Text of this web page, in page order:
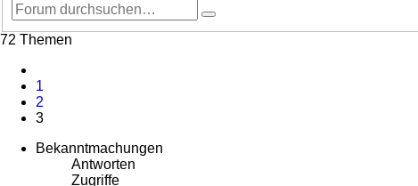
Suche
Suche
72 Themen
Vorherige
1
2
3
Bekanntmachungen
Antworten
Zugriffe